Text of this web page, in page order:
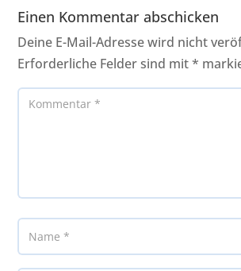
Einen Kommentar abschicken
Deine E-Mail-Adresse wird nicht
Erforderliche Felder sind mit*